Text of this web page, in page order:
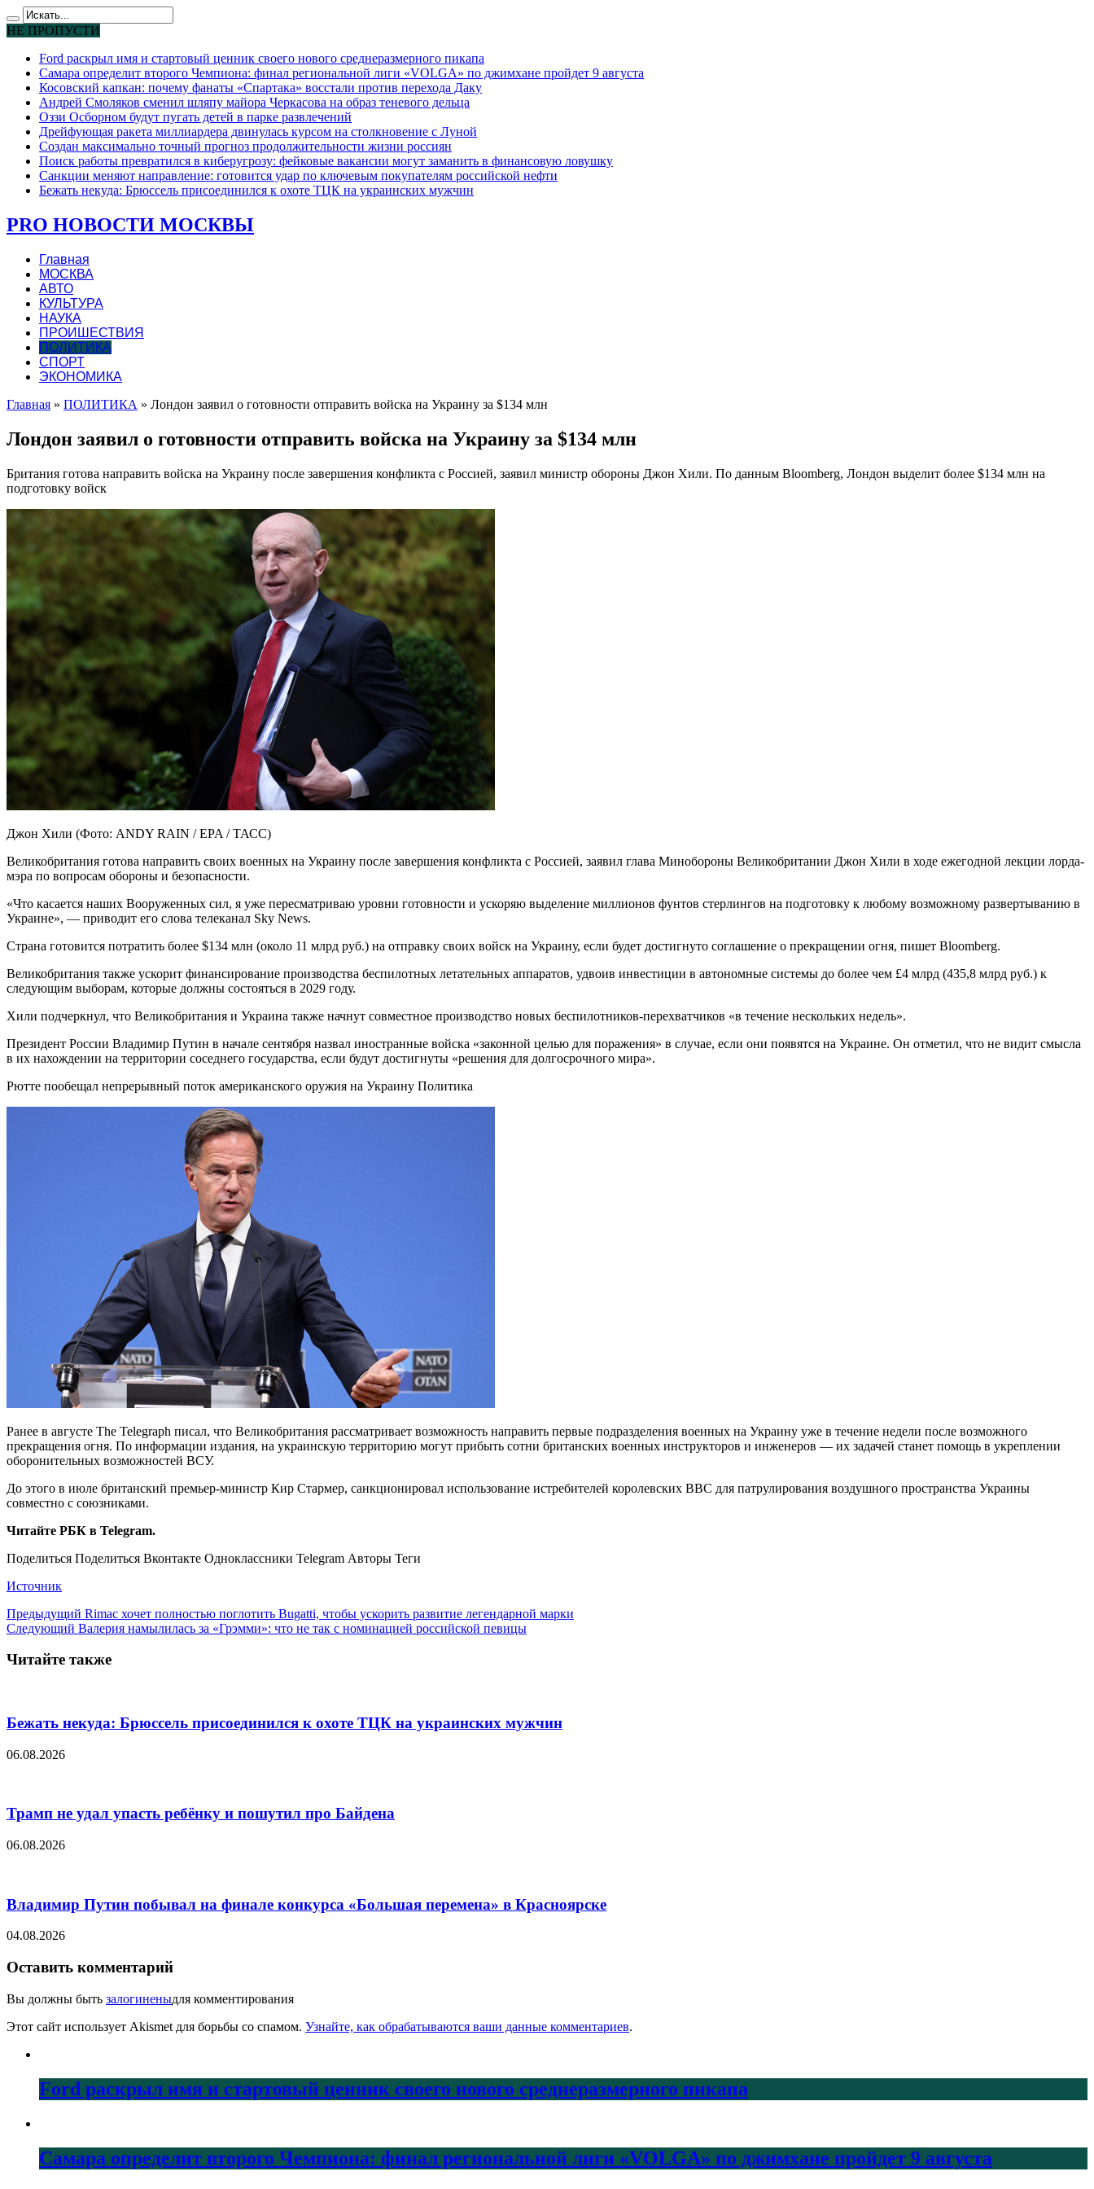
НЕ ПРОПУСТИ
Ford раскрыл имя и стартовый ценник своего нового среднеразмерного пикапа
Самара определит второго Чемпиона: финал региональной лиги «VOLGA» по джимхане пройдет 9 августа
Косовский капкан: почему фанаты «Спартака» восстали против перехода Даку
Андрей Смоляков сменил шляпу майора Черкасова на образ теневого дельца
Оззи Осборном будут пугать детей в парке развлечений
Дрейфующая ракета миллиардера двинулась курсом на столкновение с Луной
Создан максимально точный прогноз продолжительности жизни россиян
Поиск работы превратился в киберугрозу: фейковые вакансии могут заманить в финансовую ловушку
Санкции меняют направление: готовится удар по ключевым покупателям российской нефти
Бежать некуда: Брюссель присоединился к охоте ТЦК на украинских мужчин
PRO НОВОСТИ МОСКВЫ
Главная
МОСКВА
АВТО
КУЛЬТУРА
НАУКА
ПРОИШЕСТВИЯ
ПОЛИТИКА
СПОРТ
ЭКОНОМИКА
Главная » ПОЛИТИКА » Лондон заявил о готовности отправить войска на Украину за $134 млн
Лондон заявил о готовности отправить войска на Украину за $134 млн
Британия готова направить войска на Украину после завершения конфликта с Россией, заявил министр обороны Джон Хили. По данным Bloomberg, Лондон выделит более $134 млн на
подготовку войск
Джон Хили (Фото: ANDY RAIN / EPA / ТАСС)
Великобритания готова направить своих военных на Украину после завершения конфликта с Россией, заявил глава Минобороны Великобритании Джон Хили в ходе ежегодной лекции лорда-
мэра по вопросам обороны и безопасности.
«Что касается наших Вооруженных сил, я уже пересматриваю уровни готовности и ускоряю выделение миллионов фунтов стерлингов на подготовку к любому возможному развертыванию в
Украине», — приводит его слова телеканал Sky News.
Страна готовится потратить более $134 млн (около 11 млрд руб.) на отправку своих войск на Украину, если будет достигнуто соглашение о прекращении огня, пишет Bloomberg.
Великобритания также ускорит финансирование производства беспилотных летательных аппаратов, удвоив инвестиции в автономные системы до более чем £4 млрд (435,8 млрд руб.) к
следующим выборам, которые должны состояться в 2029 году.
Хили подчеркнул, что Великобритания и Украина также начнут совместное производство новых беспилотников-перехватчиков «в течение нескольких недель».
Президент России Владимир Путин в начале сентября назвал иностранные войска «законной целью для поражения» в случае, если они появятся на Украине. Он отметил, что не видит смысла
в их нахождении на территории соседнего государства, если будут достигнуты «решения для долгосрочного мира».
Рютте пообещал непрерывный поток американского оружия на Украину Политика
Ранее в августе The Telegraph писал, что Великобритания рассматривает возможность направить первые подразделения военных на Украину уже в течение недели после возможного
прекращения огня. По информации издания, на украинскую территорию могут прибыть сотни британских военных инструкторов и инженеров — их задачей станет помощь в укреплении
оборонительных возможностей ВСУ.
До этого в июле британский премьер-министр Кир Стармер, санкционировал использование истребителей королевских ВВС для патрулирования воздушного пространства Украины
совместно с союзниками.
Читайте РБК в Telegram.
Поделиться Поделиться Вконтакте Одноклассники Telegram Авторы Теги
Источник
Предыдущий Rimac хочет полностью поглотить Bugatti, чтобы ускорить развитие легендарной марки
Следующий Валерия намылилась за «Грэмми»: что не так с номинацией российской певицы
Читайте также
Бежать некуда: Брюссель присоединился к охоте ТЦК на украинских мужчин
06.08.2026
Трамп не удал упасть ребёнку и пошутил про Байдена
06.08.2026
Владимир Путин побывал на финале конкурса «Большая перемена» в Красноярске
04.08.2026
Оставить комментарий
Вы должны быть залогиненыдля комментирования
Этот сайт использует Akismet для борьбы со спамом. Узнайте, как обрабатываются ваши данные комментариев.
Ford раскрыл имя и стартовый ценник своего нового среднеразмерного пикапа
Самара определит второго Чемпиона: финал региональной лиги «VOLGA» по джимхане пройдет 9 августа